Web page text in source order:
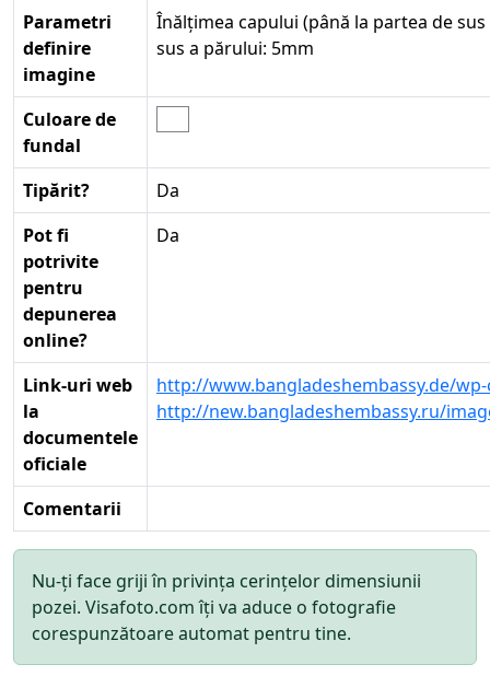
Parametri
definire
imagine
Înălțimea capului (până la partea de
sus a părului: 5mm
Culoare de
fundal
Tipărit?
Da
Pot fi
potrivite
pentru
depunerea
online?
Da
Link-uri web
la
documentele
oficiale
http://www.bangladeshembassy.de/
http://new.bangladeshembassy.ru/
Comentarii
Nu-ți face griji în privința cerințelor dimensiunii
pozei. Visafoto.com îți va aduce o fotografie
corespunzătoare automat pentru tine.